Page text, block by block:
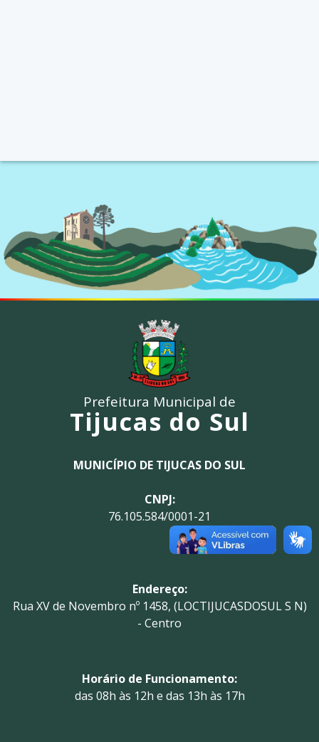
Prefeitura Municipal de
Tijucas do Sul
MUNICÍPIO DE TIJUCAS DO SUL
CNPJ:
76.105.584/0001-21
Endereço:
Rua XV de Novembro nº 1458, (LOCTIJUCASDOSUL S N)
- Centro
Horário de Funcionamento:
das 08h às 12h e das 13h às 17h